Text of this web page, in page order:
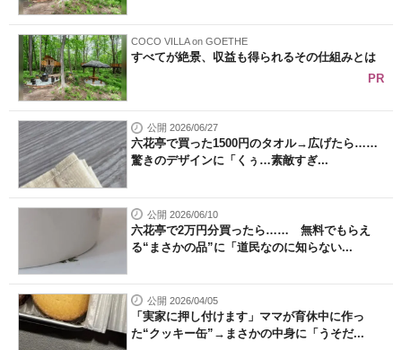
COCO VILLA on GOETHE
すべてが絶景、収益も得られるその仕組みとは
PR
公開 2026/06/27
六花亭で買った1500円のタオル→広げたら……
驚きのデザインに「くぅ…素敵すぎ...
公開 2026/06/10
六花亭で2万円分買ったら…… 無料でもらえ
る“まさかの品”に「道民なのに知らない...
公開 2026/04/05
「実家に押し付けます」ママが育休中に作っ
た“クッキー缶”→まさかの中身に「うそだ...